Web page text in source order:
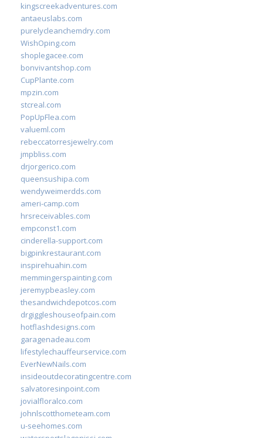
kingscreekadventures.com
antaeuslabs.com
purelycleanchemdry.com
WishOping.com
shoplegacee.com
bonvivantshop.com
CupPlante.com
mpzin.com
stcreal.com
PopUpFlea.com
valueml.com
rebeccatorresjewelry.com
jmpbliss.com
drjorgerico.com
queensushipa.com
wendyweimerdds.com
ameri-camp.com
hrsreceivables.com
empconst1.com
cinderella-support.com
bigpinkrestaurant.com
inspirehuahin.com
memmingerspainting.com
jeremypbeasley.com
thesandwichdepotcos.com
drgiggleshouseofpain.com
hotflashdesigns.com
garagenadeau.com
lifestylechauffeurservice.com
EverNewNails.com
insideoutdecoratingcentre.com
salvatoresinpoint.com
jovialfloralco.com
johnlscotthometeam.com
u-seehomes.com